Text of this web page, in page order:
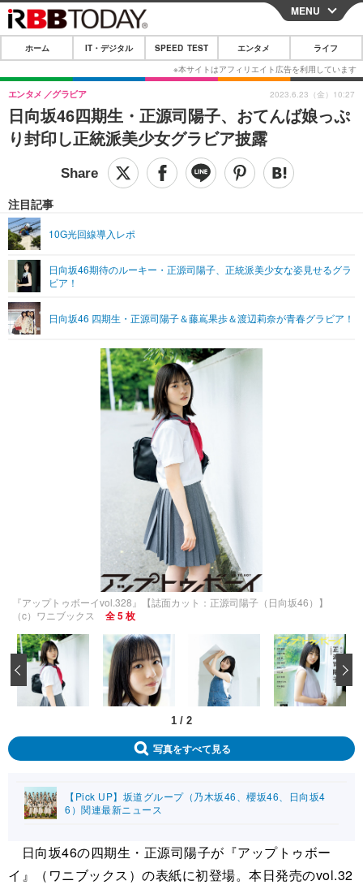
CLOSE
ホーム
IT・デジタル
IT・デジタルTOP スマートフォン
ショッピング その他
SPEED TEST
エンタメTOP 映画・ドラマ
グラビア
ショッピング その他
ライフTOP
リリース一覧
プッシュ通知の停止方法
MENU
ホーム IT・デジタル SPEED TEST エンタメ ライフ
日向坂46四期生・正源司陽子、おてんば娘っぷ
り封印し正統派美少女グラビア披露
エンタメ グラビア
注目記事
10G光回線導入レポ
日向坂46期待のルーキー・正源司陽子、正統派美少女な姿見せるグラ
ビア！
日向坂46 四期生・正源司陽子＆藤嶌果歩＆渡辺莉奈が青春グラビア！
2023.6.23（金）10:27
『アップトゥボーイvol.328』【誌面カット：正源司陽子（日向坂46）】
（c）ワニブックス
全 5 枚
1 / 2
‹
写真をすべて見る
【Pick UP】坂道グループ（乃木坂46、櫻坂46、日向坂4
6）関連最新ニュース
日向坂46の四期生・正源司陽子が『アップトゥボー
イ』（ワニブックス）の表紙に初登場。本日発売のvol.32